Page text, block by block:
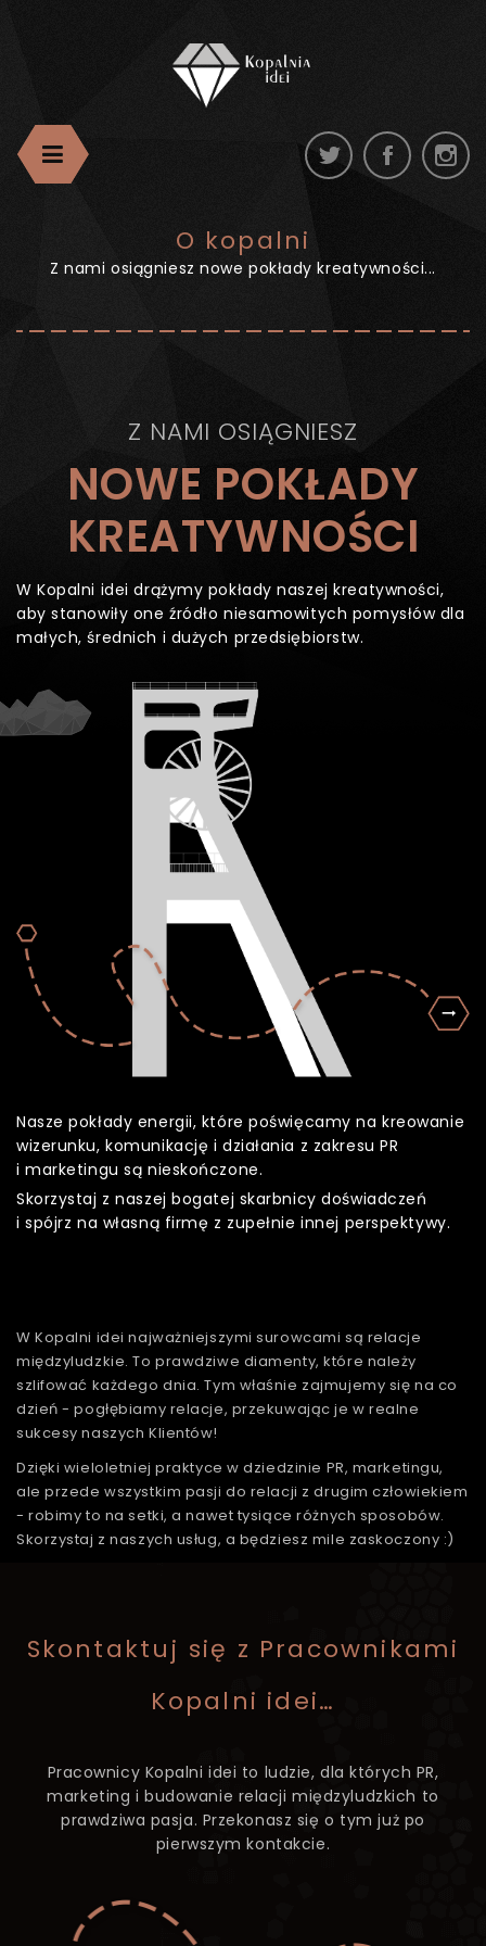
O kopalni
Z nami osiągniesz nowe pokłady kreatywności...
Z NAMI OSIĄGNIESZ
NOWE POKŁADY
KREATYWNOŚCI
W Kopalni idei drążymy pokłady naszej kreatywności,
aby stanowiły one źródło niesamowitych pomysłów dla
małych, średnich i dużych przedsiębiorstw.
Nasze pokłady energii, które poświęcamy na kreowanie
wizerunku, komunikację i działania z zakresu PR
i marketingu są nieskończone.
Skorzystaj z naszej bogatej skarbnicy doświadczeń
i spójrz na własną firmę z zupełnie innej perspektywy.
W Kopalni idei najważniejszymi surowcami są relacje
międzyludzkie. To prawdziwe diamenty, które należy
szlifować każdego dnia. Tym właśnie zajmujemy się na co
dzień - pogłębiamy relacje, przekuwając je w realne
sukcesy naszych Klientów!
Dzięki wieloletniej praktyce w dziedzinie PR, marketingu,
ale przede wszystkim pasji do relacji z drugim człowiekiem
- robimy to na setki, a nawet tysiące różnych sposobów.
Skorzystaj z naszych usług, a będziesz mile zaskoczony :)
Skontaktuj się z Pracownikami
Kopalni idei…
Pracownicy Kopalni idei to ludzie, dla których PR,
marketing i budowanie relacji międzyludzkich to
prawdziwa pasja. Przekonasz się o tym już po
pierwszym kontakcie.